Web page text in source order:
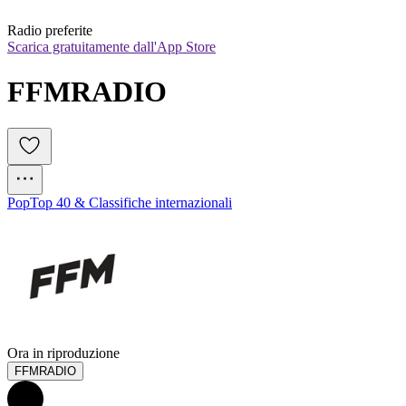
Radio preferite
Scarica gratuitamente dall'App Store
FFMRADIO
PopTop 40 & Classifiche internazionali
Ora in riproduzione
FFMRADIO